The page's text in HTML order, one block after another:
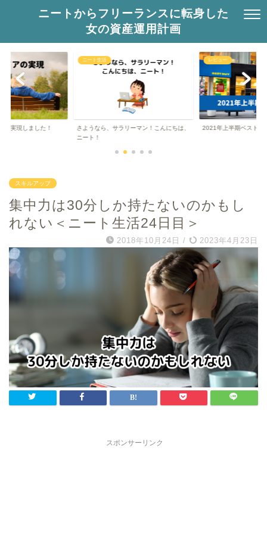
ニートからフリーランスに転身した
女の資産運用計画
を実現しました！
ニート生活
さようなら、サラリーマン！こんにちは、
ニート！
レビュー
2021年上半期ベストバ
スキルアップ
集中力は30分しか持たないのかもし
れない＜ニート生活24日目＞
2018年10月24日 / 2023年4月23日
スポンサーリンク